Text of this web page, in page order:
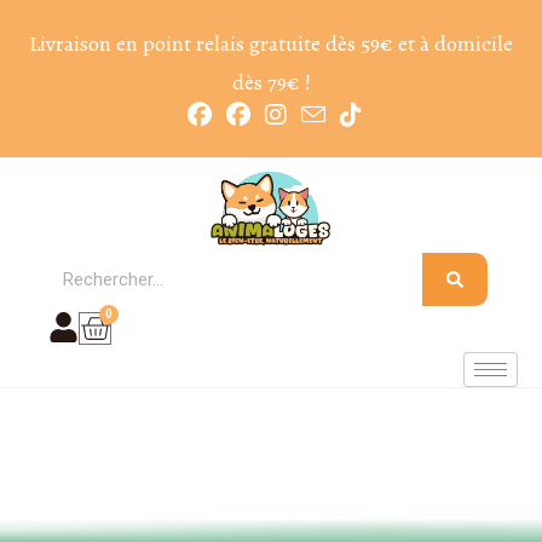
Livraison en point relais gratuite dès 59€ et à domicile
dès 79€ !
0